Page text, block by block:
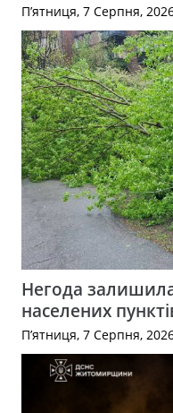
П’ятниця, 7 Серпня,
Негода залишила
населених
П’ятниця, 7 Серпня,